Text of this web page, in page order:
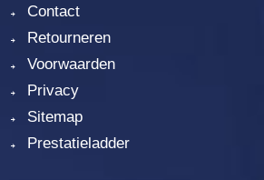
Contact
Retourneren
Voorwaarden
Privacy
Sitemap
Prestatieladder